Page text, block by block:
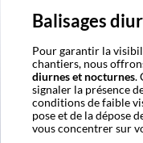
Balisages
Pour garantir la
chantiers, nous
diurnes et nocturnes.
signaler la présence
conditions de faible
pose et de la dépose
vous concentrer sur